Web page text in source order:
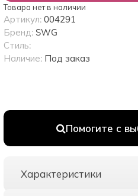
Товара нет в наличии
Помогите с
Артикул: 004291
Бренд: SWG
Стиль:
Наличие: Под заказ
Характеристики